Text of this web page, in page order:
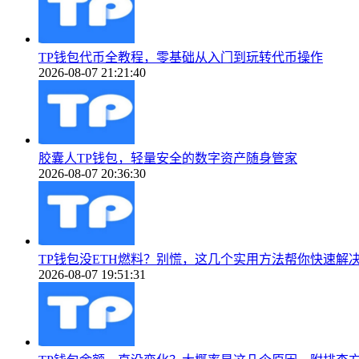
TP钱包代币全教程，零基础从入门到玩转代币操作
2026-08-07 21:21:40
胶囊人TP钱包，轻量安全的数字资产随身管家
2026-08-07 20:36:30
TP钱包没ETH燃料？别慌，这几个实用方法帮你快速解
2026-08-07 19:51:31